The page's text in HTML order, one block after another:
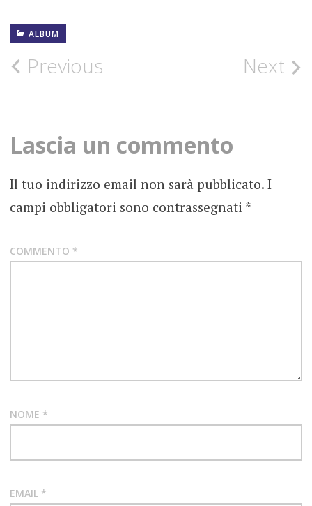
ALBUM
EP
FOTOGRAFIE
LUNAZIONE
RECENSIONE
UNOMUNDO
Post
Previous Next
Lascia un commento
Il tuo indirizzo email non sarà pubblicato. I
campi obbligatori sono contrassegnati *
COMMENTO *
NOME *
EMAIL *